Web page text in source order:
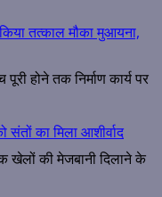
किया तत्काल मौका मुआयना,
होने तक निर्माण कार्य पर
का मिला आशीर्वाद
खेलों की मेजबानी दिलाने के